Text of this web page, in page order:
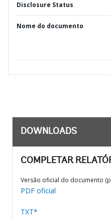
Disclosure Status
Nome do documento
DOWNLOADS
COMPLETAR
Versão oficial do documento
PDF oficial
TXT*